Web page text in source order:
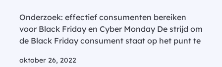
Onderzoek: effectief consumenten bereiken
voor Black Friday en Cyber Monday De strijd om
de Black Friday consument staat op het punt te
dag voor dezelfde koopjesjagende consument.
oktober 26, 2022